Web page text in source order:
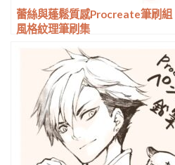
蕾絲與蓬鬆質感Procreate筆刷組
風格紋理筆刷集